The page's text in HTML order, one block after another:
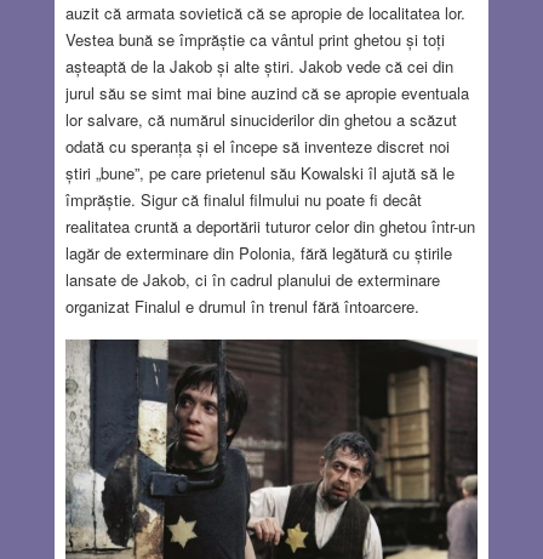
auzit că armata sovietică că se apropie de localitatea lor.
Vestea bună se împrăștie ca vântul print ghetou și toți
așteaptă de la Jakob și alte știri. Jakob vede că cei din
jurul său se simt mai bine auzind că se apropie eventuala
lor salvare, că numărul sinuciderilor din ghetou a scăzut
odată cu speranța și el începe să inventeze discret noi
știri „bune”, pe care prietenul său Kowalski îl ajută să le
împrăștie. Sigur că finalul filmului nu poate fi decât
realitatea cruntă a deportării tuturor celor din ghetou într-un
lagăr de exterminare din Polonia, fără legătură cu știrile
lansate de Jakob, ci în cadrul planului de exterminare
organizat Finalul e drumul în trenul fără întoarcere.